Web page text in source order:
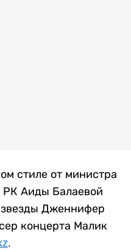
стиле от министра
РК Аиды Балаевой
Дженнифер
концерта Малик
.